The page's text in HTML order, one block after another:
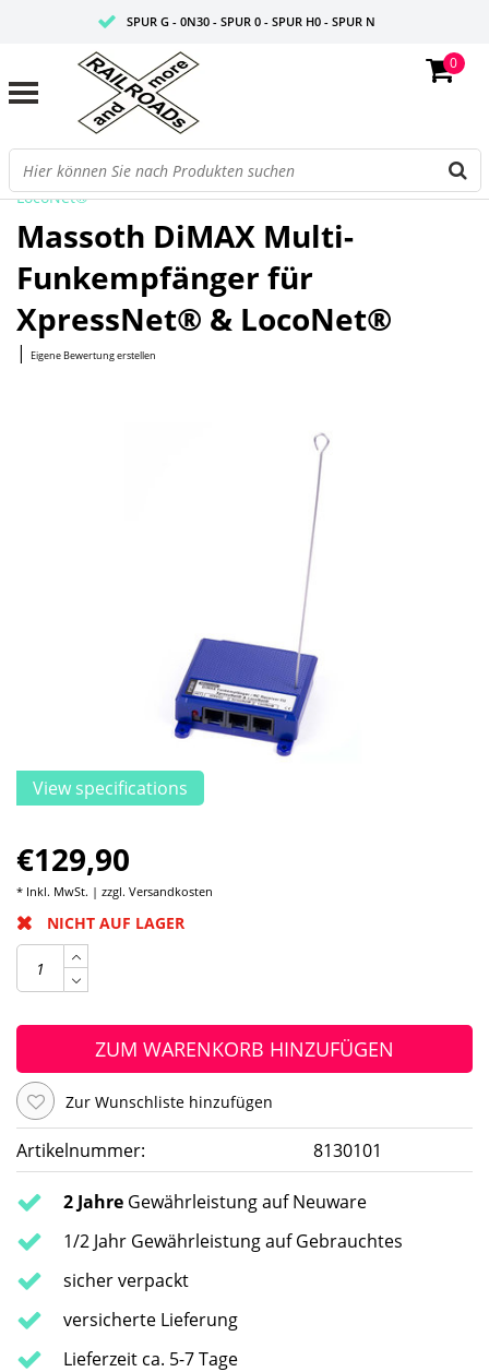
SPUR G - 0N30 - SPUR 0 - SPUR H0 - SPUR N
0
Startseite/DiMAX Multi-Funkempfänger für XpressNet® &
LocoNet®
Massoth DiMAX Multi-
Funkempfänger für
XpressNet® & LocoNet®
| Eigene Bewertung erstellen
View specifications
€129,90
* Inkl. MwSt. | zzgl. Versandkosten
NICHT AUF LAGER
ZUM WARENKORB HINZUFÜGEN
Zur Wunschliste hinzufügen
Artikelnummer: 8130101
2 Jahre Gewährleistung auf Neuware
1/2 Jahr Gewährleistung auf Gebrauchtes
sicher verpackt
versicherte Lieferung
Lieferzeit ca. 5-7 Tage